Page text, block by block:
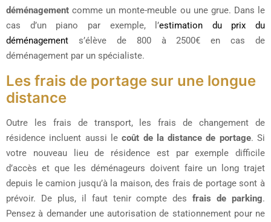
déménagement comme un monte-meuble ou une grue. Dans le
cas d’un piano par exemple, l’estimation du prix du
déménagement s’élève de 800 à 2500€ en cas de
déménagement par un spécialiste.
Les frais de portage sur une longue
distance
Outre les frais de transport, les frais de changement de
résidence incluent aussi lecoût de la distance de portage. Si
votre nouveau lieu de résidence est par exemple difficile
d’accès et que les déménageurs doivent faire un long trajet
depuis le camion jusqu’à la maison, des frais de portage sont à
prévoir. De plus, il faut tenir compte desfrais de parking.
Pensez à demander une autorisation de stationnement pour ne